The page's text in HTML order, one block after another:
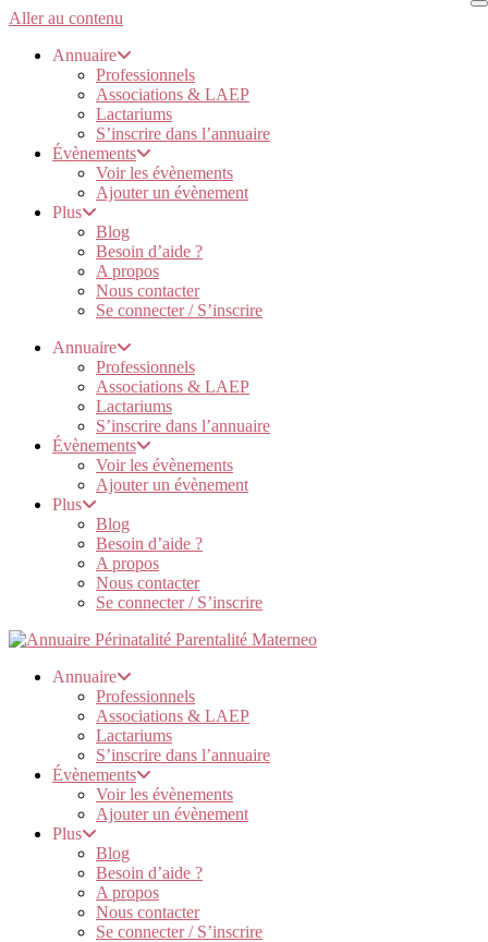
Aller au contenu
Annuaire
Professionnels
Associations & LAEP
Lactariums
S’inscrire dans l’annuaire
Évènements
Voir les évènements
Ajouter un évènement
Plus
Blog
Besoin d’aide ?
A propos
Nous contacter
Se connecter / S’inscrire
Annuaire
Professionnels
Associations & LAEP
Lactariums
S’inscrire dans l’annuaire
Évènements
Voir les évènements
Ajouter un évènement
Plus
Blog
Besoin d’aide ?
A propos
Nous contacter
Se connecter / S’inscrire
Annuaire
Professionnels
Associations & LAEP
Lactariums
S’inscrire dans l’annuaire
Évènements
Voir les évènements
Ajouter un évènement
Plus
Blog
Besoin d’aide ?
A propos
Nous contacter
Se connecter / S’inscrire